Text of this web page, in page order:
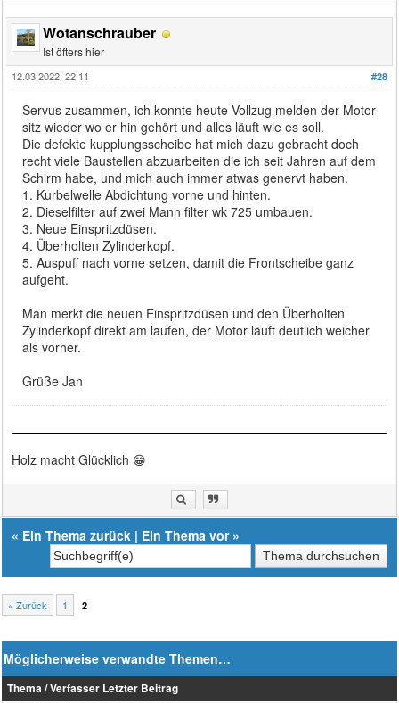
Wotanschrauber
Ist öfters hier
#28
12.03.2022, 22:11
Servus zusammen, ich konnte heute Vollzug melden der Motor
sitz wieder wo er hin gehört und alles läuft wie es soll.
Die defekte kupplungsscheibe hat mich dazu gebracht doch
recht viele Baustellen abzuarbeiten die ich seit Jahren auf dem
Schirm habe, und mich auch immer atwas genervt haben.
1. Kurbelwelle Abdichtung vorne und hinten.
2. Dieselfilter auf zwei Mann filter wk 725 umbauen.
3. Neue Einspritzdüsen.
4. Überholten Zylinderkopf.
5. Auspuff nach vorne setzen, damit die Frontscheibe ganz
aufgeht.
Man merkt die neuen Einspritzdüsen und den Überholten
Zylinderkopf direkt am laufen, der Motor läuft deutlich weicher
als vorher.
Grüße Jan
Holz macht Glücklich 😁
« Ein Thema zurück | Ein Thema vor»
« Zurück 1 2
Möglicherweise verwandte Themen…
Thema / Verfasser Letzter Beitrag